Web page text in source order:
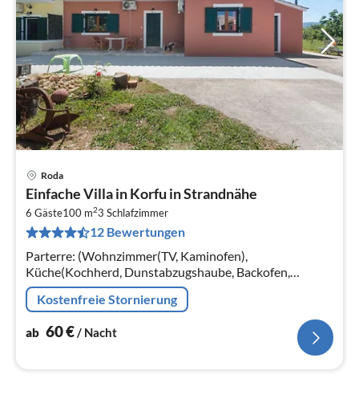
Roda
Einfache Villa in Korfu in Strandnähe
6 Gäste100 m23 Schlafzimmer
12 Bewertungen
Parterre: (Wohnzimmer(TV, Kaminofen),
Küche(Kochherd, Dunstabzugshaube, Backofen,
Kühlschrank), Schlafzimmer(Doppelbett),
Schlafzimmer(Doppelbett)
Kostenfreie Stornierung
ab 60€/ Nacht